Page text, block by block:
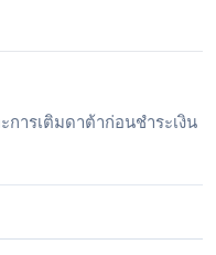
การเติมดาต้าก่อนชำระเงิน